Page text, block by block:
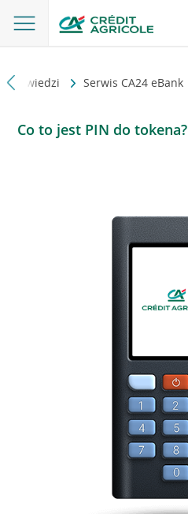
Serwis CA24 eBank
Co to jest PIN do tokena?